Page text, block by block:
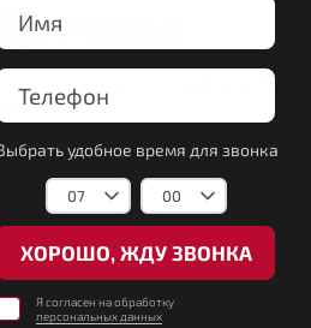
автомобиль вам домой или
инженерию. Сдайте свою